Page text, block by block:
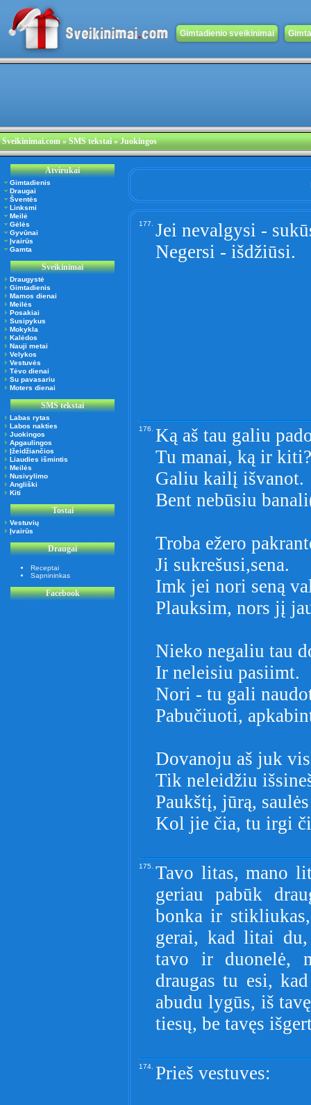
Gimtadienio sveikinimai
Sveikinimai.com» SMS tekstai » Juokingos
Atvirukai
Gimtadienis
Draugai
Šventės
Linksmi
Meilė
Gėlės
Gyvūnai
Įvairūs
Gamta
Sveikinimai
Draugystė
Gimtadienis
Mamos dienai
Meilės
Posakiai
Susipykus
Mokykla
Kalėdos
Nauji metai
Velykos
Vestuvės
Tėvo dienai
Su pavasariu
Moters dienai
SMS tekstai
Labas rytas
Labos nakties
Juokingos
Apgaulingos
Įžeidžiančios
Liaudies išmintis
Meilės
Nusivylimo
Angliški
Kiti
Tostai
Vestuvių
Įvairūs
Draugai
Receptai
Sapnininkas
Facebook
177. Jei nevalgysi -
Negersi - išdžiūsi.
176. Ką aš tau galiu
Tu manai, ką ir kiti?
Galiu kailį išvanot.
Bent nebūsiu
Troba ežero
Ji sukrešusi,sena.
Imk jei nori seną
Plauksim, nors jį
Nieko negaliu tau
Ir neleisiu pasiimt.
Nori - tu gali
Pabučiuoti,
Dovanoju aš juk
Tik neleidžiu
Paukštį, jūrą,
Kol jie čia, tu irgi
175. Tavo litas, mano
geriau pabūk
bonka ir
gerai, kad litai
tavo ir duonelė,
draugas tu esi,
abudu lygūs, iš
tiesų, be tavęs
174. Prieš vestuves: